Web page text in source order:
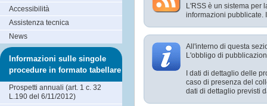
L'RSS è un sistema per
informazioni pubblicate.
All'interno di questa
L'obbligo di
I dati di dettaglio delle
caso di presenza del
dati di dettaglio previsti
Accessibilità
Assistenza tecnica
News
Informazioni sulle singole
procedure in formato tabellare
Prospetti annuali (art. 1 c. 32
L.190 del 6/11/2012)